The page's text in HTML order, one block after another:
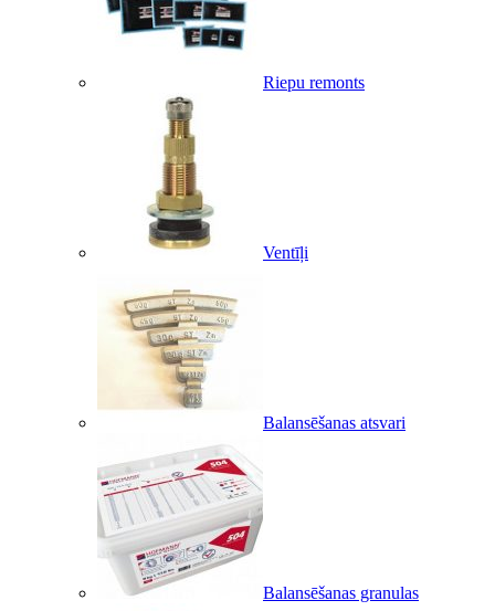
Riepu remonts
Ventīļi
Balansēšanas atsvari
Balansēšanas granulas